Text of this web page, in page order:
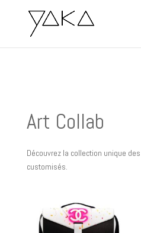
Art Collab
Découvrez la collection unique
customisés.